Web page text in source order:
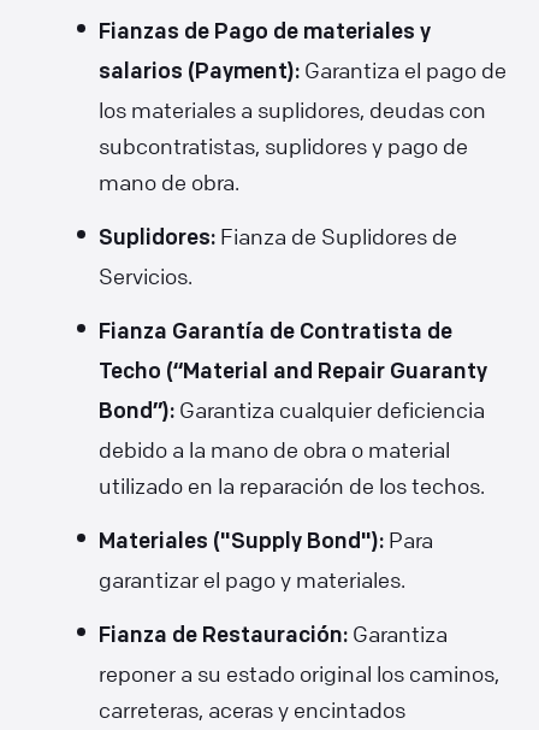
Fianzas de Pago de materiales y
salarios (Payment): Garantiza el pago de
los materiales a suplidores, deudas con
subcontratistas, suplidores y pago de
mano de obra.
Suplidores: Fianza de Suplidores de
Servicios.
Fianza Garantía de Contratista de
Techo (“Material and Repair Guaranty
Bond”): Garantiza cualquier deficiencia
debido a la mano de obra o material
utilizado en la reparación de los techos.
Materiales ("Supply Bond"): Para
garantizar el pago y materiales.
Fianza de Restauración: Garantiza
reponer a su estado original los caminos,
carreteras, aceras y encintados